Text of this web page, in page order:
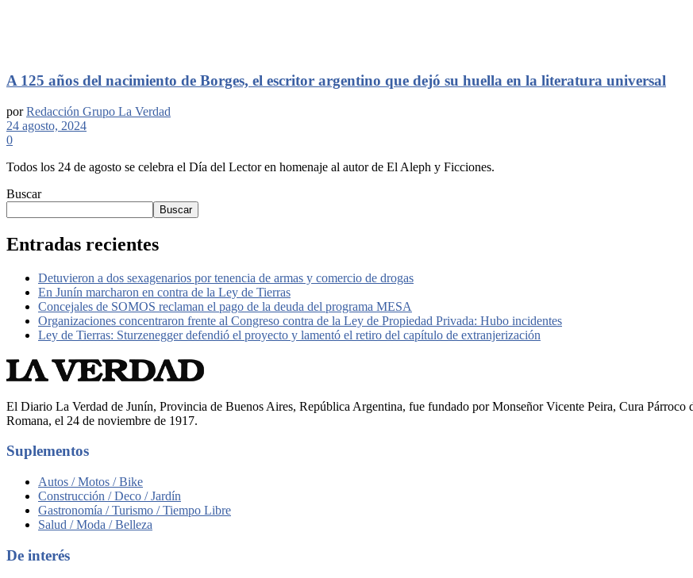
A 125 años del nacimiento de Borges, el escritor argentino que dejó su huella en la literatura universal
por Redacción Grupo La Verdad
24 agosto, 2024
0
Todos los 24 de agosto se celebra el Día del Lector en homenaje al autor de El Aleph y Ficciones.
Buscar
Buscar
Entradas recientes
Detuvieron a dos sexagenarios por tenencia de armas y comercio de drogas
En Junín marcharon en contra de la Ley de Tierras
Concejales de SOMOS reclaman el pago de la deuda del programa MESA
Organizaciones concentraron frente al Congreso contra de la Ley de Propiedad Privada: Hubo incidentes
Ley de Tierras: Sturzenegger defendió el proyecto y lamentó el retiro del capítulo de extranjerización
El Diario La Verdad de Junín, Provincia de Buenos Aires, República Argentina, fue fundado por Monseñor Vicente Peira, Cura
Romana, el 24 de noviembre de 1917.
Suplementos
Autos / Motos / Bike
Construcción / Deco / Jardín
Gastronomía / Turismo / Tiempo Libre
Salud / Moda / Belleza
De interés